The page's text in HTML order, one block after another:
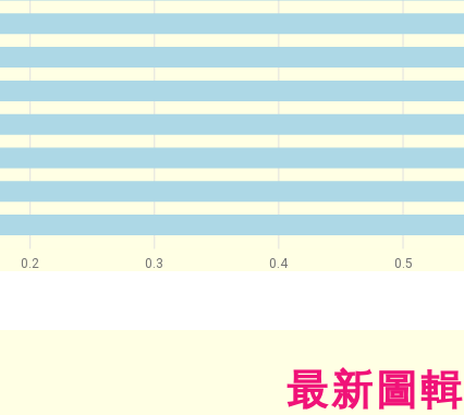
0.2 0.3 0.4 0.5
最新圖輯